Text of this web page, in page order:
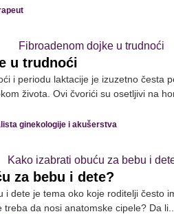
u trudnoći
i periodu laktacije je izuzetno česta
života. Ovi čvorići su osetljivi na
ginekologije i akušerstva
za bebu i dete?
i dete je tema oko koje roditelji često
treba da nosi anatomske cipele? Da